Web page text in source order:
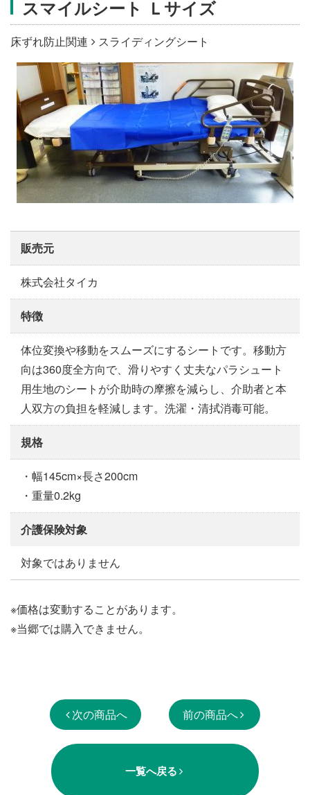
アクセス
スマイルシート Ｌサイズ
床ずれ防止関連 スライディングシート
販売元
株式会社タイカ
特徴
体位変換や移動をスムーズにするシートです。移動方
向は360度全方向で、滑りやすく丈夫なパラシュート
用生地のシートが介助時の摩擦を減らし、介助者と本
人双方の負担を軽減します。洗濯・清拭消毒可能。
規格
・幅145cm×長さ200cm
・重量0.2kg
介護保険対象
対象ではありません
※価格は変動することがあります。
※当郷では購入できません。
次の商品へ 前の商品へ
一覧へ戻る